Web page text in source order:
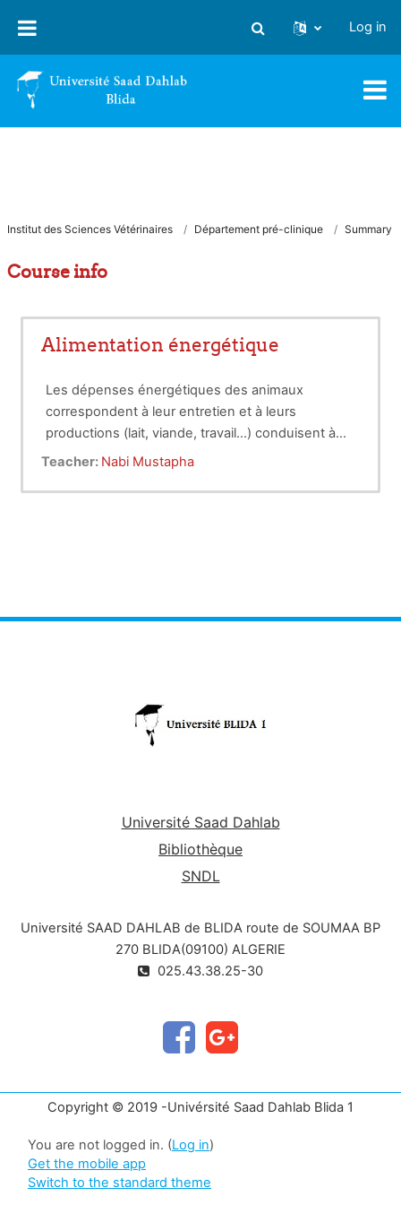
Toggle search input
Log in
Institut des Sciences Vétérinaires Département pré-clinique Summary
Course info
Alimentation énergétique
Les dépenses énergétiques des animaux
correspondent à leur entretien et à leurs
productions (lait, viande, travail…) conduisent à
des besoins énergétiques très variables selon
production. Ces besoins sont satisfaits grâce à
Teacher: Nabi Mustapha
Université Saad Dahlab
Bibliothèque
SNDL
Université SAAD DAHLAB de BLIDA route de SOUMAA BP
270 BLIDA(09100) ALGERIE
025.43.38.25-30
Copyright © 2019 -Univérsité Saad Dahlab Blida 1
You are not logged in. (Log in)
Get the mobile app
Switch to the standard theme